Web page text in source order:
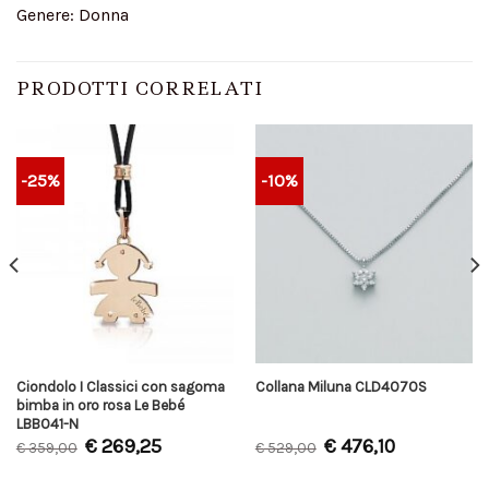
Genere: Donna
PRODOTTI CORRELATI
-25%
Ciondolo I Classici con sagoma
bimba in oro rosa Le Bebé
LBB041-N
€359,00 €269,25
-10%
Collana Miluna CLD4070S
€529,00 €476,10